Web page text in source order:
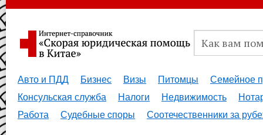
Авто и ПДД Бизнес Визы Питомцы
Семейное
Консульская служба
Налоги Недвижимость
Работа
Судебные cпоры Соотечественники за